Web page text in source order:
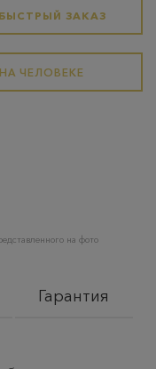
БЫСТРЫЙ ЗАКАЗ
ЧЕЛОВЕКЕ
на фото
Гарантия